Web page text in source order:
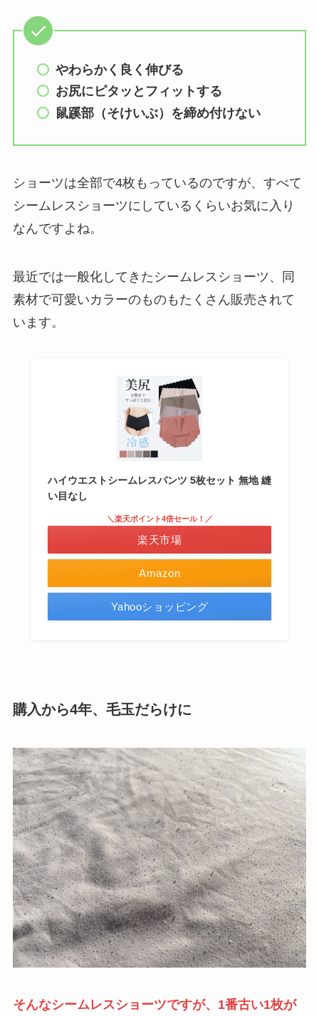
やわらかく良く伸びる
お尻にピタッとフィットする
鼠蹊部（そけいぶ）を締め付けない
ショーツは全部で4枚もっているのですが、すべて
シームレスショーツにしているくらいお気に入り
なんですよね。
最近では一般化してきたシームレスショーツ、同
素材で可愛いカラーのものもたくさん販売されて
います。
ハイウエストシームレスパンツ 5枚セット 無地 縫
い目なし
Amazon
＼楽天ポイント4倍セール！／
楽天市場
Yahooショッピング
購入から4年、毛玉だらけに
そんなシームレスショーツですが、1番古い1枚が